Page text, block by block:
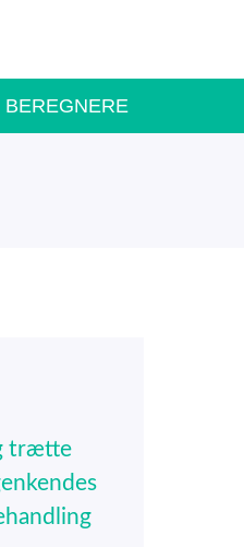
BEREGNERE
trætte